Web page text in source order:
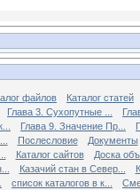
файлов
Каталог статей
Глава 3. Сухопутные ...
Глава 9. Значение Пр...
Послесловие
Документы
Каталог сайтов
Доска
Казачий стан в Север...
список каталогов в к...